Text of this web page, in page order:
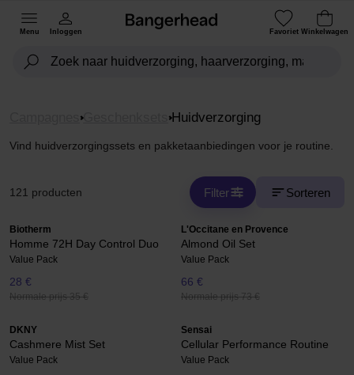
Menu Inloggen Favoriet Winkelwagen
Geschenksets Huidverzorging
Vind huidverzorgingssets en pakketaanbiedingen voor je routine.
121 producten Filter Sorteren
Biotherm
Homme 72H Day Control Duo
Value Pack
28 €
Normale prijs 35 €
L'Occitane en Provence
Almond Oil Set
Value Pack
66 €
Normale prijs 73 €
DKNY
Cashmere Mist Set
Value Pack
Sensai
Cellular Performance Routine
Value Pack